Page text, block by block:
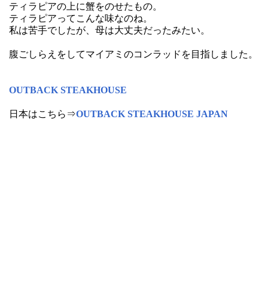
ティラピアの上に蟹をのせたもの。
ティラピアってこんな味なのね。
私は苦手でしたが、母は大丈夫だったみたい。
腹ごしらえをしてマイアミのコンラッドを目指しました。
OUTBACK STEAKHOUSE
日本はこちら⇒OUTBACK STEAKHOUSE JAPAN